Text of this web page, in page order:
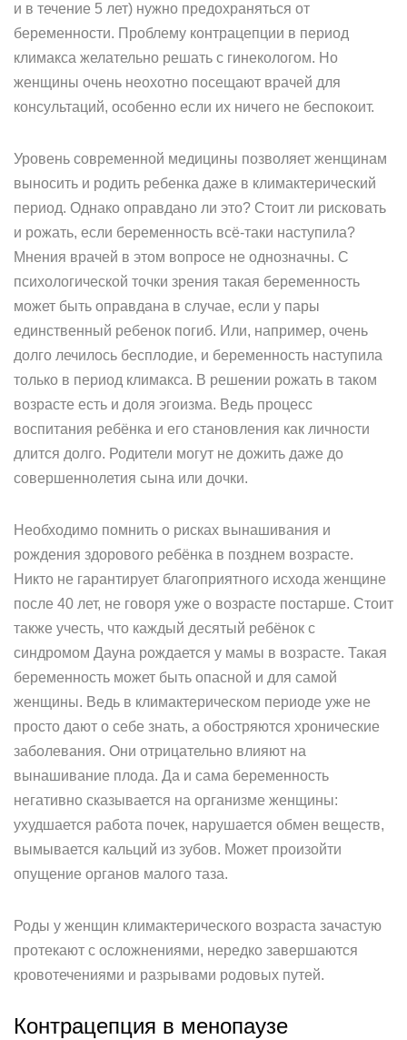
и в течение 5 лет) нужно предохраняться от
беременности. Проблему контрацепции в период
климакса желательно решать с гинекологом. Но
женщины очень неохотно посещают врачей для
консультаций, особенно если их ничего не беспокоит.
Уровень современной медицины позволяет женщинам
выносить и родить ребенка даже в климактерический
период. Однако оправдано ли это? Стоит ли рисковать
и рожать, если беременность всё-таки наступила?
Мнения врачей в этом вопросе не однозначны. С
психологической точки зрения такая беременность
может быть оправдана в случае, если у пары
единственный ребенок погиб. Или, например, очень
долго лечилось бесплодие, и беременность наступила
только в период климакса. В решении рожать в таком
возрасте есть и доля эгоизма. Ведь процесс
воспитания ребёнка и его становления как личности
длится долго. Родители могут не дожить даже до
совершеннолетия сына или дочки.
Необходимо помнить о рисках вынашивания и
рождения здорового ребёнка в позднем возрасте.
Никто не гарантирует благоприятного исхода женщине
после 40 лет, не говоря уже о возрасте постарше. Стоит
также учесть, что каждый десятый ребёнок с
синдромом Дауна рождается у мамы в возрасте. Такая
беременность может быть опасной и для самой
женщины. Ведь в климактерическом периоде уже не
просто дают о себе знать, а обостряются хронические
заболевания. Они отрицательно влияют на
вынашивание плода. Да и сама беременность
негативно сказывается на организме женщины:
ухудшается работа почек, нарушается обмен веществ,
вымывается кальций из зубов. Может произойти
опущение органов малого таза.
Роды у женщин климактерического возраста зачастую
протекают с осложнениями, нередко завершаются
кровотечениями и разрывами родовых путей.
Контрацепция в менопаузе